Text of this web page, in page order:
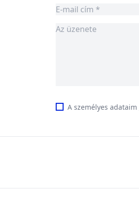
A személyes adataim